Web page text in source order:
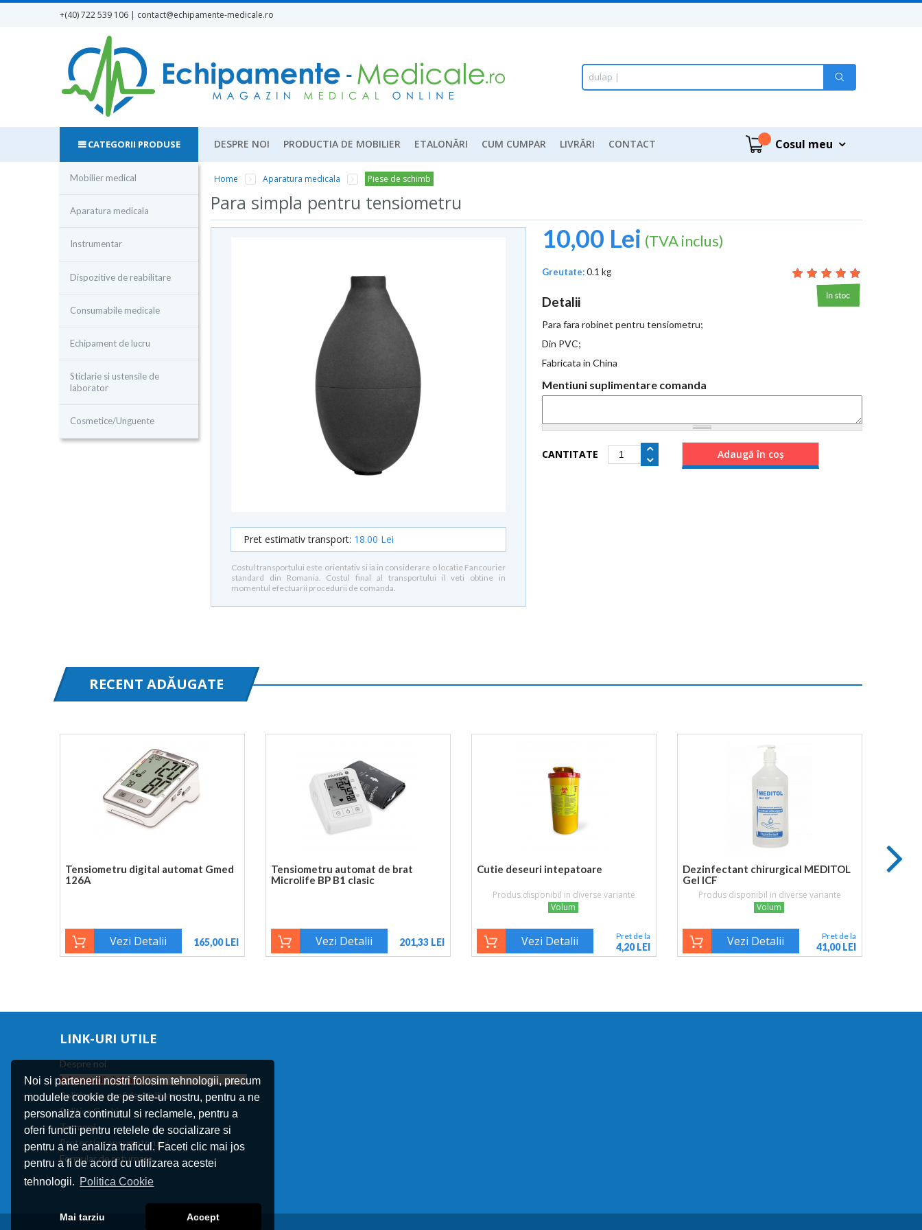
Noi si partenerii nostri folosim tehnologii, precum
modulele cookie de pe site-ul nostru, pentru a ne
personaliza continutul si reclamele, pentru a
oferi functii pentru retelele de socializare si
pentru a ne analiza traficul. Faceti clic mai jos
pentru a fi de acord cu utilizarea acestei
tehnologii. Politica Cookie
Mai tarziu Accept
+(40) 722 539 106 | contact@echipamente-medicale.ro
Formular de căutare
Căutare
.dulap m
DESPRE NOI PRODUCTIA DE MOBILIER ETALONĂRI CUM CUMPAR LIVRĂRI CONTACT Cosul meu
CATEGORII PRODUSE
Mobilier medical
Aparatura medicala
Instrumentar
Dispozitive de reabilitare
Consumabile medicale
Echipament de lucru
Sticlarie si ustensile de
laborator
Cosmetice/Unguente
Eşti aici
Home Aparatura medicala Piese de schimb
Para simpla pentru tensiometru
Pret estimativ transport: 18.00 Lei
Costul transportului este orientativ si ia in considerare o locatie Fancourier
standard din Romania. Costul final al transportului il veti obtine in
momentul efectuarii procedurii de comanda.
10,00 Lei (TVA inclus)
Greutate:0.1 kg
Detalii
Para fara robinet pentru tensiometru;
Din PVC;
Fabricata in China
Mentiuni suplimentare comanda
CANTITATE
RECENT ADĂUGATE
Tensiometru digital automat Gmed
126A
Vezi Detalii 165,00 LEI
Tensiometru automat de brat
Microlife BP B1 clasic
Vezi Detalii 201,33 LEI
Cutie deseuri intepatoare
Produs disponibil in diverse variante
Volum
Vezi Detalii Pret de la
4,20 LEI
Dezinfectant chirurgical MEDITOL
Gel ICF
Produs disponibil in diverse variante
Volum
Vezi Detalii Pret de la
41,00 LEI
Cutie
LINK-URI UTILE
Despre noi
Informatii vizitatori
Politica de confidentialitate
Politica Cookie
Termeni
Protectia consumatorului
Formular de returnare